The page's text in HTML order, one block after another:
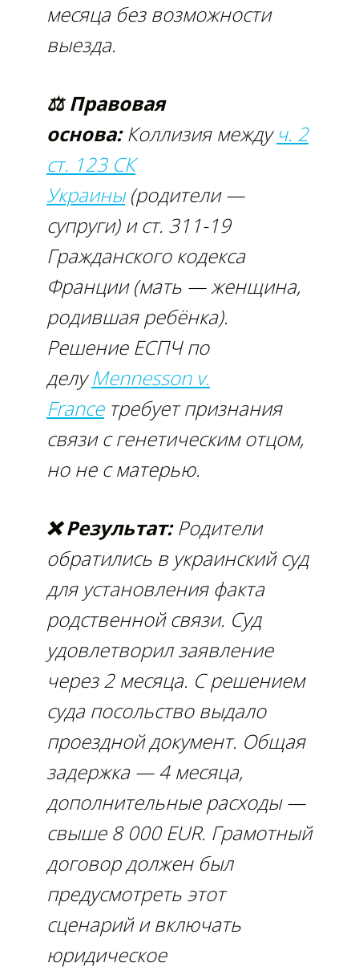
месяца без возможности
выезда.
⚖ Правовая
основа:Коллизия междуч. 2
ст. 123 СК
Украины(родители —
супруги) и ст. 311-19
Гражданского кодекса
Франции (мать — женщина,
родившая ребёнка).
Решение ЕСПЧ по
делуMennesson v.
Franceтребует признания
связи с генетическим отцом,
но не с матерью.
❌ Результат:Родители
обратились в украинский суд
для установления факта
родственной связи. Суд
удовлетворил заявление
через 2 месяца. С решением
суда посольство выдало
проездной документ. Общая
задержка — 4 месяца,
дополнительные расходы —
свыше 8 000 EUR. Грамотный
договор должен был
предусмотреть этот
сценарий и включать
юридическое